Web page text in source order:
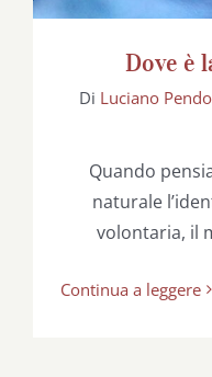
Dove è
Di Luciano
Quando
naturale
volontaria, il
Continua a leggere